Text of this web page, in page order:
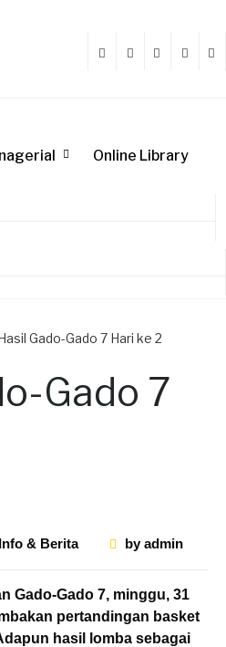
Online Library
Gado-Gado 7 Hari ke 2
Gado 7
Info & Berita byadmin
Gado-Gado 7, minggu, 31
pertandingan basket
hasil lomba sebagai